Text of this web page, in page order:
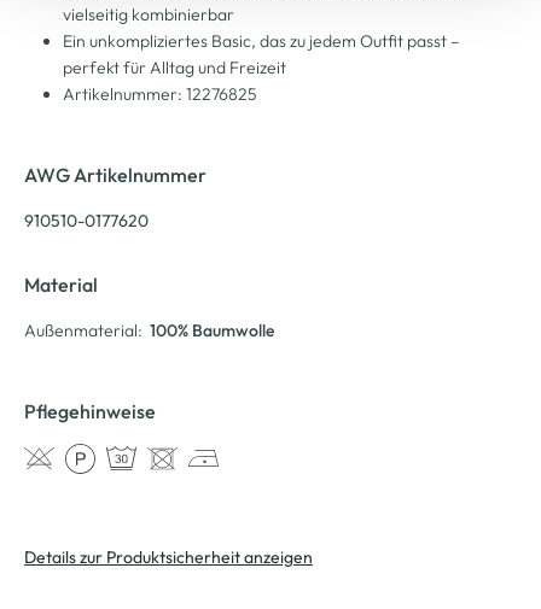
vielseitig kombinierbar
Ein unkompliziertes Basic, das zu jedem Outfit passt –
perfekt für Alltag und Freizeit
Artikelnummer: 12276825
AWG Artikelnummer
910510-0177620
Material
Außenmaterial: 100% Baumwolle
Pflegehinweise
Details zur Produktsicherheit anzeigen